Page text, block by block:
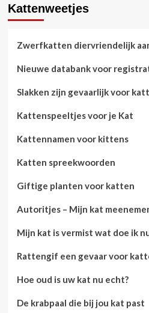
Kattenweetjes
Zwerfkatten diervriendelijk
Nieuwe databank voor
Slakken zijn gevaarlijk voor
Kattenspeeltjes voor je Kat
Kattennamen voor kittens
Katten spreekwoorden
Giftige planten voor katten
Autoritjes – Mijn kat
Mijn kat is vermist wat doe ik
Rattengif een gevaar voor
Hoe oud is uw kat nu echt?
De krabpaal die bij jou kat past